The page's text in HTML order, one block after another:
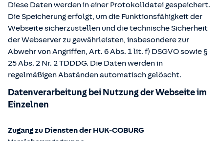
Diese Daten werden in einer Protokolldatei gespeichert.
Die Speicherung erfolgt, um die Funktionsfähigkeit der
Webseite sicherzustellen und die technische Sicherheit
der Webserver zu gewährleisten, insbesondere zur
Abwehr von Angriffen, Art. 6 Abs. 1 lit. f) DSGVO sowie §
25 Abs. 2 Nr. 2 TDDDG. Die Daten werden in
regelmäßigen Abständen automatisch gelöscht.
Datenverarbeitung bei Nutzung der Webseite im
Einzelnen
Zugang zu Diensten der HUK-COBURG